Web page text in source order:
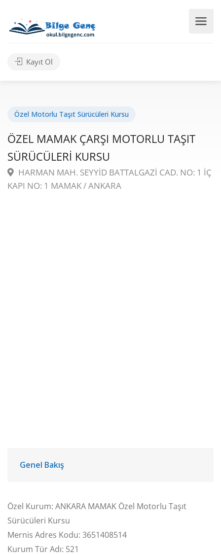
Kayıt Ol
Özel Motorlu Taşıt Sürücüleri Kursu
ÖZEL MAMAK ÇARŞI MOTORLU TAŞIT
SÜRÜCÜLERİ KURSU
HARMAN MAH. SEYYİD BATTALGAZİ CAD. NO: 1 İÇ
KAPI NO: 1 MAMAK / ANKARA
Genel Bakış
Özel Kurum: ANKARA MAMAK Özel Motorlu Taşıt
Sürücüleri Kursu
Mernis Adres Kodu: 3651408514
Kurum Tür Adı: 521